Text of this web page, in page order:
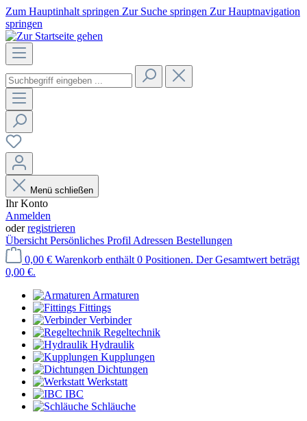
Zum Hauptinhalt springen Zur Suche springen Zur Hauptnavigation
springen
Menü schließen
Ihr Konto
Anmelden
oderregistrieren
Übersicht Persönliches Profil Adressen Bestellungen
0,00 € Warenkorb enthält 0 Positionen. Der Gesamtwert beträgt
0,00 €.
Armaturen
Fittings
Verbinder
Regeltechnik
Hydraulik
Kupplungen
Dichtungen
Werkstatt
IBC
Schläuche